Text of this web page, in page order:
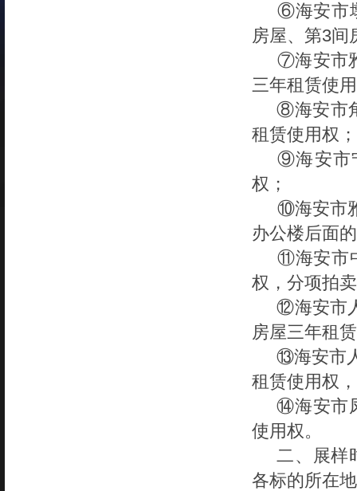
⑥海安市
房屋、第3间
⑦海安市
三年租赁使
⑧海安市
租赁使用权；
⑨海安市
权；
⑩海安市
办公楼后面
⑪海安市
权，分项拍
⑫海安市
房屋三年租
⑬海安市
租赁使用权
⑭海安市
使用权。
二、展样
各标的所在